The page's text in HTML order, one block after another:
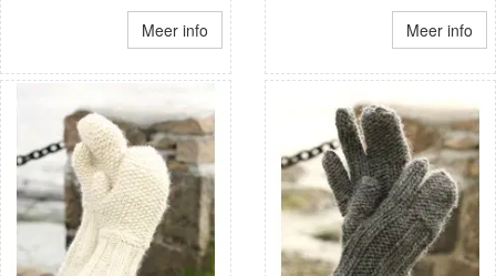
Meer info Meer info